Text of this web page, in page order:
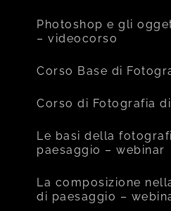
Photoshop e gli
– videocorso
Corso Base di
Corso di Fotografia
Le basi della
paesaggio – webinar
La composizione
di paesaggio –